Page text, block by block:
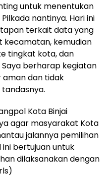
untuk menentukan
nantinya. Hari ini
terkait data yang
kecamatan, kemudian
tingkat kota, dan
berharap kegiatan
aman dan tidak
Kota Binjai
agar masyarakat Kota
jalannya pemilihan
ini bertujuan untuk
dilaksanakan dengan